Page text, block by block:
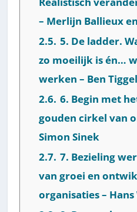
– Merlijn Ballieux
2.5. 5. De ladder.
zo moeilijk is én…
werken – Ben
2.6. 6. Begin met
gouden cirkel van
Simon Sinek
2.7. 7. Bezieling
van groei en
organisaties –